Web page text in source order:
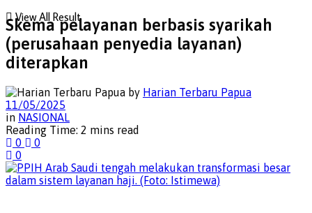
View All Result
Skema pelayanan berbasis syarikah
(perusahaan penyedia layanan)
diterapkan
by Harian Terbaru Papua
11/05/2025
in NASIONAL
Reading Time: 2 mins read
0
0
0